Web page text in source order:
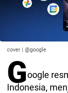
cover | @google
Google
Indonesia,